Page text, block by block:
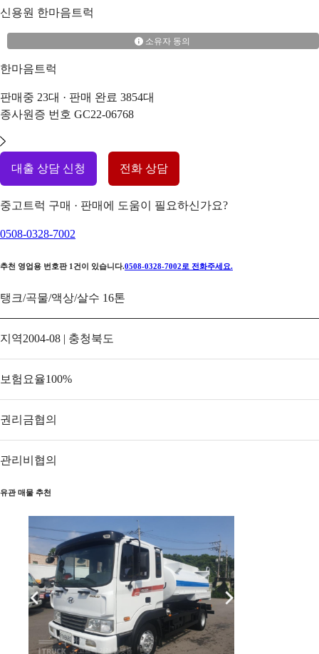
신용원 한마음트럭
소유자 동의
한마음트럭
판매중 23대 · 판매 완료 3854대
종사원증 번호 GC22-06768
대출 상담 신청 전화 상담
중고트럭 구매 · 판매에 도움이 필요하신가요?
0508-0328-7002
추천 영업용 번호판 1 건이 있습니다.0508-0328-7002 로 전화주세요.
탱크/곡물/액상/살수 16톤
지역2004-08 | 충청북도
보험요율100%
권리금협의
관리비 협의
유관 매물 추천